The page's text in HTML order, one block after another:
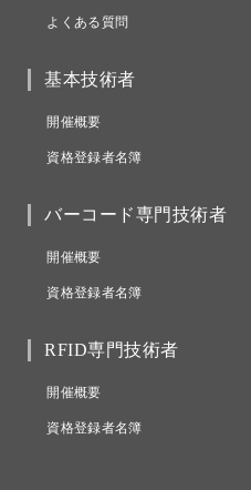
よくある質問
基本技術者
開催概要
資格登録者名簿
バーコード専門技術者
開催概要
資格登録者名簿
RFID専門技術者
開催概要
資格登録者名簿